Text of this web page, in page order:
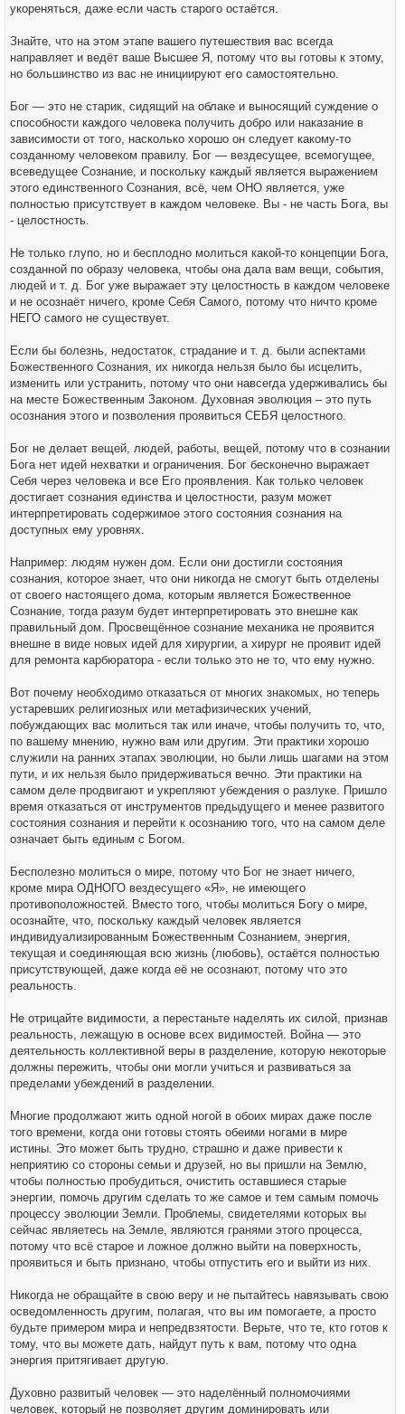
укореняться, даже если часть старого остаётся.
Знайте, что на этом этапе вашего путешествия вас всегда
направляет и ведёт ваше Высшее Я, потому что вы готовы к этому,
но большинство из вас не инициируют его самостоятельно.
Бог — это не старик, сидящий на облаке и выносящий суждение о
способности каждого человека получить добро или наказание в
зависимости от того, насколько хорошо он следует какому-то
созданному человеком правилу. Бог — вездесущее, всемогущее,
всеведущее Сознание, и поскольку каждый является выражением
этого единственного Сознания, всё, чем ОНО является, уже
полностью присутствует в каждом человеке. Вы - не часть Бога, вы
- целостность.
Не только глупо, но и бесплодно молиться какой-то концепции Бога,
созданной по образу человека, чтобы она дала вам вещи, события,
людей и т. д. Бог уже выражает эту целостность в каждом человеке
и не осознаёт ничего, кроме Себя Самого, потому что ничто кроме
НЕГО самого не существует.
Если бы болезнь, недостаток, страдание и т. д. были аспектами
Божественного Сознания, их никогда нельзя было бы исцелить,
изменить или устранить, потому что они навсегда удерживались бы
на месте Божественным Законом. Духовная эволюция – это путь
осознания этого и позволения проявиться СЕБЯ целостного.
Бог не делает вещей, людей, работы, вещей, потому что в сознании
Бога нет идей нехватки и ограничения. Бог бесконечно выражает
Себя через человека и все Его проявления. Как только человек
достигает сознания единства и целостности, разум может
интерпретировать содержимое этого состояния сознания на
доступных ему уровнях.
Например: людям нужен дом. Если они достигли состояния
сознания, которое знает, что они никогда не смогут быть отделены
от своего настоящего дома, которым является Божественное
Сознание, тогда разум будет интерпретировать это внешне как
правильный дом. Просвещённое сознание механика не проявится
внешне в виде новых идей для хирургии, а хирург не проявит идей
для ремонта карбюратора - если только это не то, что ему нужно.
Вот почему необходимо отказаться от многих знакомых, но теперь
устаревших религиозных или метафизических учений,
побуждающих вас молиться так или иначе, чтобы получить то, что,
по вашему мнению, нужно вам или другим. Эти практики хорошо
служили на ранних этапах эволюции, но были лишь шагами на этом
пути, и их нельзя было придерживаться вечно. Эти практики на
самом деле продвигают и укрепляют убеждения о разлуке. Пришло
время отказаться от инструментов предыдущего и менее развитого
состояния сознания и перейти к осознанию того, что на самом деле
означает быть единым с Богом.
Бесполезно молиться о мире, потому что Бог не знает ничего,
кроме мира ОДНОГО вездесущего «Я», не имеющего
противоположностей. Вместо того, чтобы молиться Богу о мире,
осознайте, что, поскольку каждый человек является
индивидуализированным Божественным Сознанием, энергия,
текущая и соединяющая всю жизнь (любовь), остаётся полностью
присутствующей, даже когда её не осознают, потому что это
реальность.
Не отрицайте видимости, а перестаньте наделять их силой, признав
реальность, лежащую в основе всех видимостей. Война — это
деятельность коллективной веры в разделение, которую некоторые
должны пережить, чтобы они могли учиться и развиваться за
пределами убеждений в разделении.
Многие продолжают жить одной ногой в обоих мирах даже после
того времени, когда они готовы стоять обеими ногами в мире
истины. Это может быть трудно, страшно и даже привести к
неприятию со стороны семьи и друзей, но вы пришли на Землю,
чтобы полностью пробудиться, очистить оставшиеся старые
энергии, помочь другим сделать то же самое и тем самым помочь
процессу эволюции Земли. Проблемы, свидетелями которых вы
сейчас являетесь на Земле, являются гранями этого процесса,
потому что всё старое и ложное должно выйти на поверхность,
проявиться и быть признано, чтобы отпустить его и выйти из них.
Никогда не обращайте в свою веру и не пытайтесь навязывать свою
осведомленность другим, полагая, что вы им помогаете, а просто
будьте примером мира и непредвзятости. Верьте, что те, кто готов к
тому, что вы можете дать, найдут путь к вам, потому что одна
энергия притягивает другую.
Духовно развитый человек — это наделённый полномочиями
человек, который не позволяет другим доминировать или